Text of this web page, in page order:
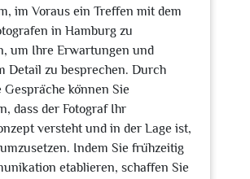
im Voraus ein Treffen mit dem
in Hamburg zu
um Ihre Erwartungen und
Detail zu besprechen. Durch
können Sie
dass der Fotograf Ihr
versteht und in der Lage ist,
Indem Sie frühzeitig
etablieren, schaffen Sie